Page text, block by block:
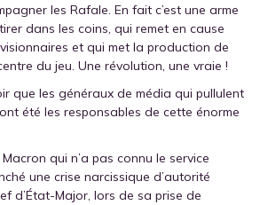
les Rafale. En fait c’est une arme
dans les coins, qui remet en cause
et qui met la production de
du jeu. Une révolution, une vraie !
que les généraux de média qui pullulent
été les responsables de cette énorme
qui n’a pas connu le service
une crise narcissique d’autorité
d’État-Major, lors de sa prise de